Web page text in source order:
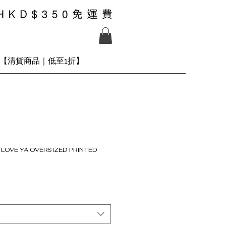
【清貨商品｜低至1折】
YA OVERSIZED PRINTED